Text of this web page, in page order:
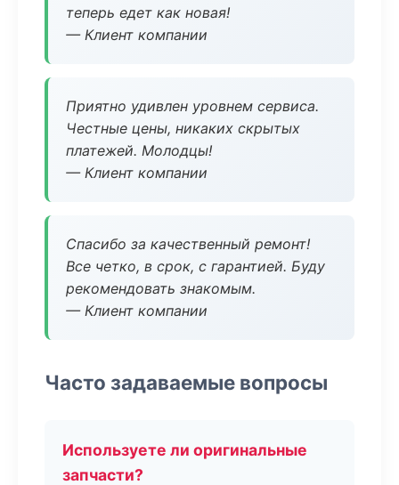
теперь едет как новая!
— Клиент компании
Приятно удивлен уровнем сервиса.
Честные цены, никаких скрытых
платежей. Молодцы!
— Клиент компании
Спасибо за качественный ремонт!
Все четко, в срок, с гарантией. Буду
рекомендовать знакомым.
— Клиент компании
Часто задаваемые вопросы
Используете ли оригинальные
запчасти?